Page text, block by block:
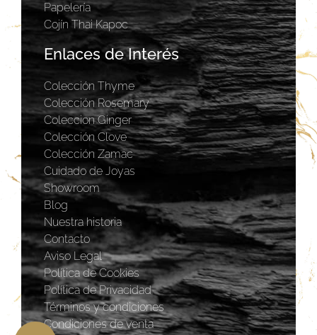
Papelería
Cojín Thai Kapoc
Enlaces de Interés
Colección Thyme
Colección Rosemary
Coleccion Ginger
Colección Clove
Colección Zamac
Cuidado de Joyas
Showroom
Blog
Nuestra historia
Contacto
Aviso Legal
Política de Cookies
Política de Privacidad
Términos y condiciones
Condiciones de venta